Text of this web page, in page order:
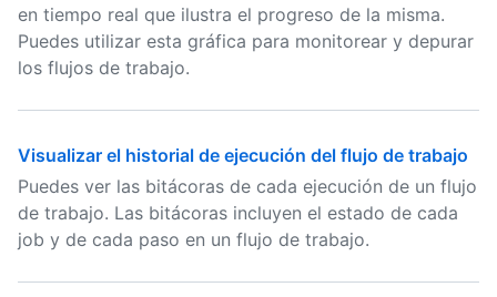
en tiempo real que ilustra el progreso de la misma.
Puedes utilizar esta gráfica para monitorear y depurar
los flujos de trabajo.
Visualizar el historial de ejecución del flujo de trabajo
Puedes ver las bitácoras de cada ejecución de un flujo
de trabajo. Las bitácoras incluyen el estado de cada
job y de cada paso en un flujo de trabajo.